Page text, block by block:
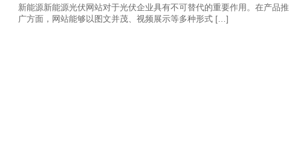
新能源新能源光伏网站对于光伏企业具有不可替代的重要作用。在产品推
广方面，网站能够以图文并茂、视频展示等多种形式 […]